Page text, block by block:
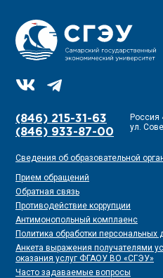
(846) 215-31-63
(846) 933-87-00
Россия
ул.
Сведения об образовательной
Прием обращений
Обратная связь
Противодействие коррупции
Антимонопольный комплаенс
Политика обработки персональных
Анкета выражения получателями
оказания услуг ФГАОУ ВО «СГЭУ»
Часто задаваемые вопросы